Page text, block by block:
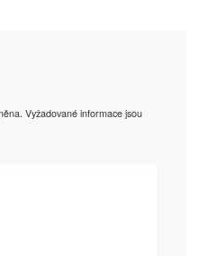
Vyžadované informace jsou